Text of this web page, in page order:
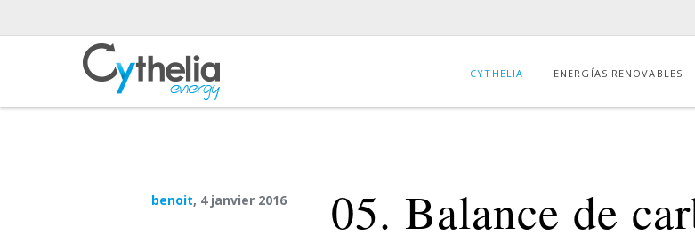
CYTHELIA ENERGÍAS RENOVABLES
05. Balance de
benoit, 4 janvier 2016